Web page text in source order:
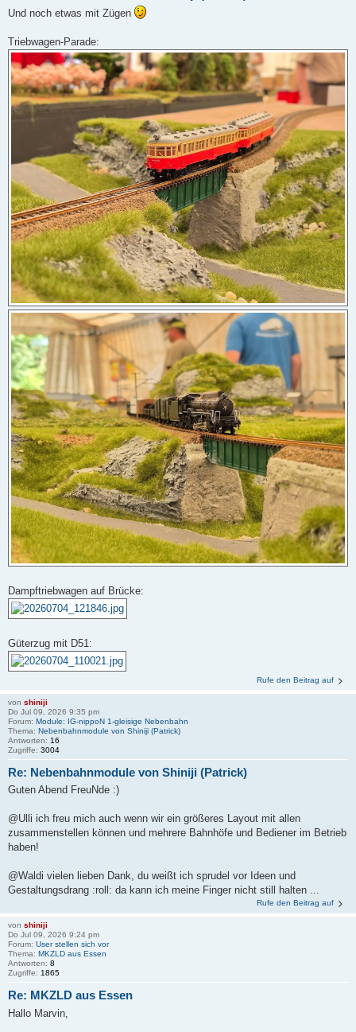
Und noch etwas mit Zügen
Triebwagen-Parade:
Dampftriebwagen auf Brücke:
Güterzug mit D51:
Rufe den Beitrag auf
von shiniji
Do Jul 09, 2026 9:35 pm
Forum: Module: IG-nippoN 1-gleisige Nebenbahn
Thema: Nebenbahnmodule von Shiniji (Patrick)
Antworten: 16
Zugriffe: 3004
Re: Nebenbahnmodule von Shiniji (Patrick)
Guten Abend FreuNde :)
@Ulli ich freu mich auch wenn wir ein größeres Layout mit allen
zusammenstellen können und mehrere Bahnhöfe und Bediener im Betrieb
haben!
@Waldi vielen lieben Dank, du weißt ich sprudel vor Ideen und
Gestaltungsdrang :roll: da kann ich meine Finger nicht still halten ...
Rufe den Beitrag auf
von shiniji
Do Jul 09, 2026 9:24 pm
Forum: User stellen sich vor
Thema: MKZLD aus Essen
Antworten: 8
Zugriffe: 1865
Re: MKZLD aus Essen
Hallo Marvin,